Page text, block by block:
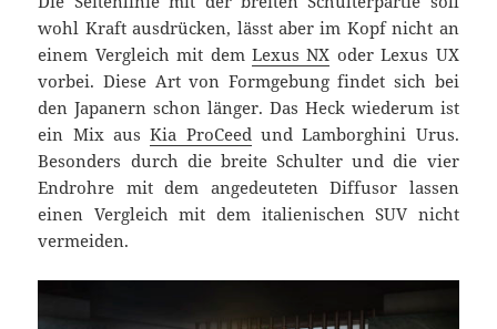
wohl Kraft ausdrücken, lässt aber im Kopf nicht an
einem Vergleich mit dem Lexus NX oder Lexus UX
vorbei. Diese Art von Formgebung findet sich bei
den Japanern schon länger. Das Heck wiederum ist
ein Mix ausKia ProCeed und Lamborghini Urus.
Besonders durch die breite Schulter und die vier
Endrohre mit dem angedeuteten Diffusor lassen
einen Vergleich mit dem italienischen SUV nicht
vermeiden.